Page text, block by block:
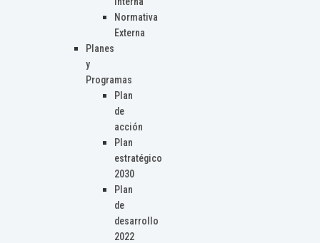
Normativa
Externa
Planes
y
Programas
Plan
de
acción
Plan
estratégico
2030
Plan
de
desarrollo
2022